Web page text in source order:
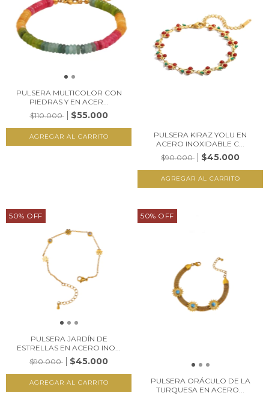
PULSERA MULTICOLOR CON
PIEDRAS Y EN ACER...
$110.000
$55.000
PULSERA KIRAZ YOLU EN
ACERO INOXIDABLE C...
$90.000
$45.000
50% OFF
PULSERA JARDÍN DE
ESTRELLAS EN ACERO INO...
$90.000
$45.000
50% OFF
PULSERA ORÁCULO DE LA
TURQUESA EN ACERO...